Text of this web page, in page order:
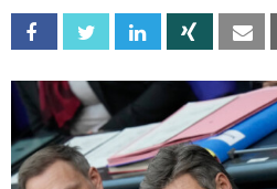
Facebook Twitter Linkedin Xing